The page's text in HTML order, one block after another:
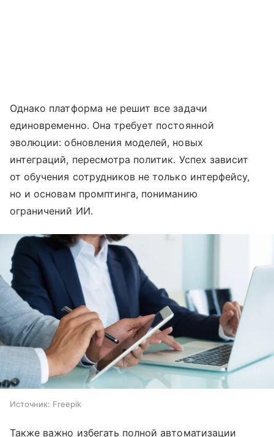
Однако платформа не решит все задачи
единовременно. Она требует постоянной
эволюции: обновления моделей, новых
интеграций, пересмотра политик. Успех зависит
от обучения сотрудников не только интерфейсу,
но и основам промптинга, пониманию
ограничений ИИ.
Источник: Freepik
Также важно избегать полной автоматизации